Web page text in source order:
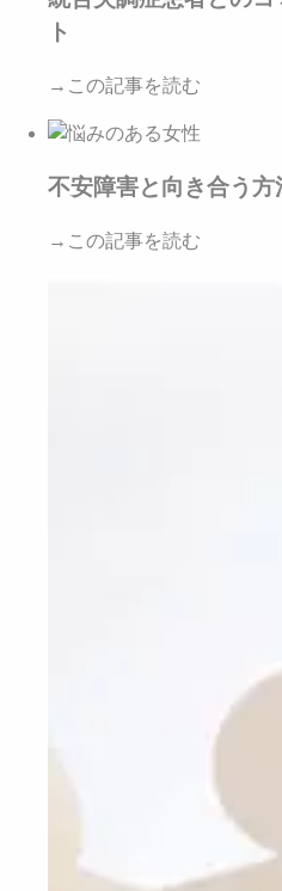
ト
→この記事を読む
不安障害と向き合う方
→この記事を読む